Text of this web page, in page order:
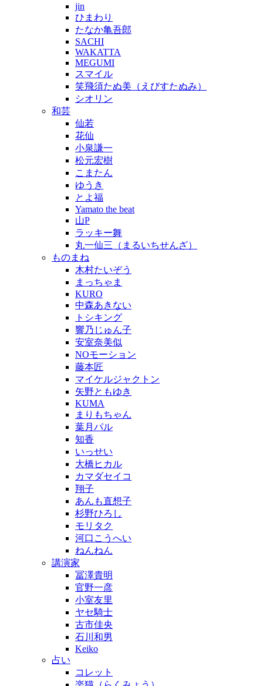
jin
ひまわり
たなか亀吾郎
SACHI
WAKATTA
MEGUMI
スマイル
笑飛須たぬ美（えびすたぬみ）
シオリン
和芸
仙若
花仙
小泉謙一
松元宏樹
こまたん
ゆうき
とよ福
Yamato the beat
山P
ラッキー舞
丸一仙三（まるいちせんざ）
ものまね
木村たいぞう
まっちゃま
KURO
中森あきない
トシキング
響乃じゅん子
安室奈美似
NOモーション
藤本匠
マイケルジャクトン
矢野ともゆき
KUMA
まりもちゃん
葉月パル
知香
いっせい
大橋ヒカル
カマダセイコ
翔子
あんも直想子
杉野ひろし
モリタク
河口こうへい
ねんねん
講演家
冨澤貴明
官野一彦
小室友里
ヤセ騎士
古市佳央
石川和男
Keiko
占い
コレット